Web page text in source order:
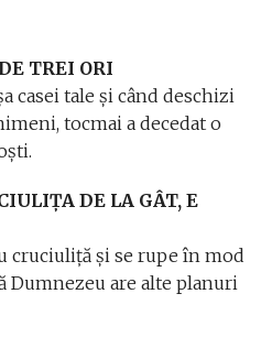
TREI ORI
casei tale și când deschizi
tocmai a decedat o
DE LA GÂT, E
cruciuliță și se rupe în mod
Dumnezeu are alte planuri